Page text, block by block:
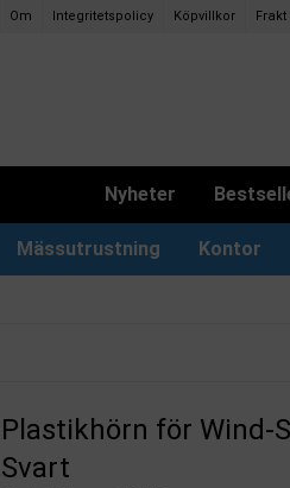
Om Integritetspolicy Köpvillkor
Nyheter
Mässutrustning Kontor
Plastikhörn för Wind-
Svart